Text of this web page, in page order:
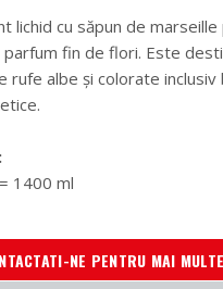
lichid cu săpun de
parfum fin de flori. Este
rufe albe și colorate inclusiv
1400 ml
NE PENTRU MAI